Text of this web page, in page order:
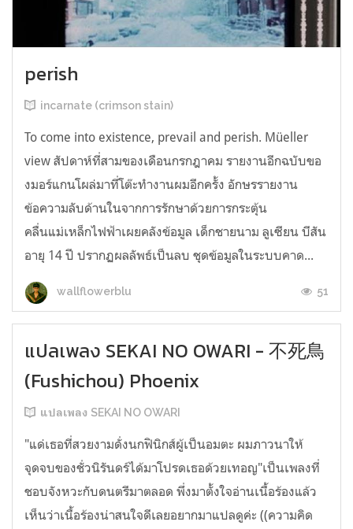
perish
incarnate (crimson stain)
To come into existence, prevail and perish. Müeller
view สัปดาห์ที่สามของเดือนกรกฎาคม รายงานอีกฉบับขอ
งมอร์แกนโผล่มาที่โต๊ะทำงานผมอีกครั้ง อักษรรายงาน
ข้อความลับด้านในจากการรักษาด้วยการกระตุ้น
คลื่นแม่เหล็กไฟฟ้าเผยคลังข้อมูล เด็กชายนาม ลูเซียน บีสัน
อายุ 14 ปี ปรากฏผลลัพธ์เป็นลบ ชุดข้อมูลในระบบคาด...
wallflowerblu 51
แปลเพลง SEKAI NO OWARI - 不死鳥
(Fushichou) Phoenix
แปลเพลง SEKAI NO OWARI
"แด่เธอที่สวยงามดั่งนกฟินิกส์ผู้เป็นอมตะ ผมภาวนาให้
จุดจบของชั่วนิรันดร์ได้มาโปรดเธอด้วยเทอญ"เป็นเพลงที่
ชอบจังหวะกับดนตรีมาตลอด พึ่งมาตั้งใจอ่านเนื้อร้องแล้ว
เห็นว่าเนื้อร้องน่าสนใจดีเลยอยากมาแปลดูค่ะ ((ความคิด